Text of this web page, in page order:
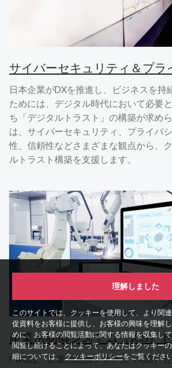
このサイトでは、クッキーを使用して、より関
促資料をお客様に提供し、お客様の興味を理解
めに、お客様の閲覧活動に関する情報を収集し
閲覧し続けることによって、あなたはクッキー
細については、 クッキーポリシーをご覧ください
理解しました
サイバーセキュリティ＆プラ
日本企業がDXを推進し、ビジネスを持
ためには、デジタル時代において必要
ち「デジタルトラスト」の構築が求め
は、サイバーセキュリティ、プライバ
性、信頼性などさまざまな観点から、
ルトラスト構築を支援します。
産業用制御システム（ICS）
PwCは、産業用制御システム（ICS）